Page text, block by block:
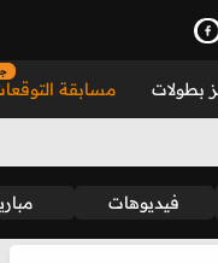
بطولات مسابقة
فيديوهات